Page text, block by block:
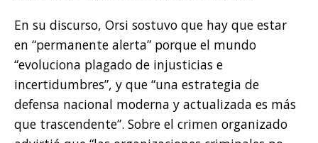
En su discurso, Orsi sostuvo que hay que estar
en “permanente alerta” porque el mundo
“evoluciona plagado de injusticias e
incertidumbres”, y que “una estrategia de
defensa nacional moderna y actualizada es más
que trascendente”. Sobre el crimen organizado